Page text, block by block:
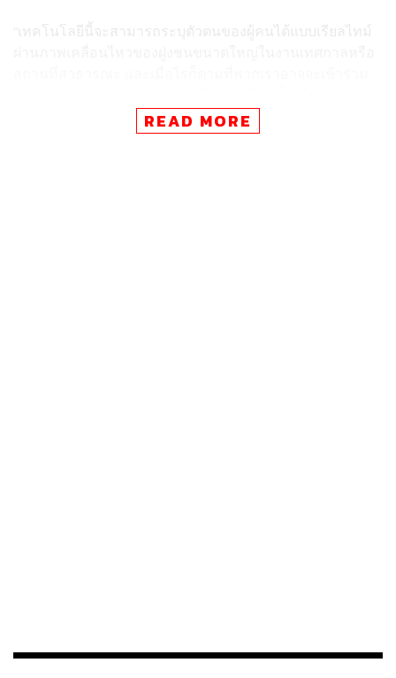
“เทคโนโลยีนี้จะสามารถระบุตัวตนของผู้คนได้แบบเรียลไทม์
ครองก็เข้าข่ายการคุกคามสิทธิเสรีภาพของพวกเราในการ
ดำรงชีวิตอย่างชัดเจน ทั้งยังก่อให้เกิดอคติในการเลือกปฏิบัติ
READ MORE